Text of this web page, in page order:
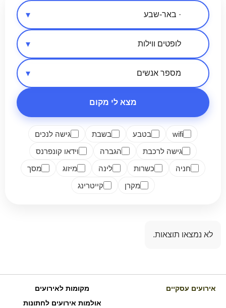
אזור בארץ
סיווג מקום
מספר אנשים
מצא לי מקום
wifi בטבע בשבת
גישה לנכים
גישה לרכבת
הגברה
וידאו קונפרנס
חניה
כשרות לינה מיזוג
מסך
מקרן
קייטרינג
לא נמצאו תוצאות.
אירועים עסקיים
מקומות לאירועים
אולמות אירועים לחתונות